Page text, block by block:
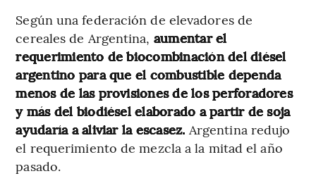
Según una federación de elevadores de
cereales de Argentina, aumentar el
requerimiento de biocombinación del diésel
argentino para que el combustible dependa
menos de las provisiones de los perforadores
y más del biodiésel elaborado a partir de soja
ayudaría a aliviar la escasez. Argentina redujo
el requerimiento de mezcla a la mitad el año
pasado.